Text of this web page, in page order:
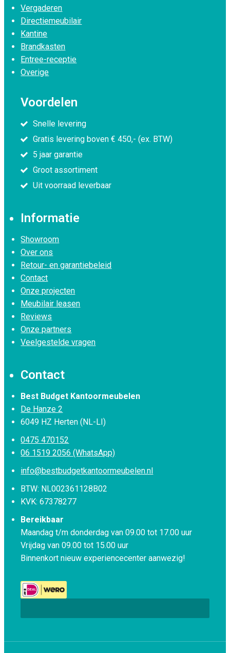
Vergaderen
Directiemeubilair
Kantine
Brandkasten
Entree-receptie
Overige
Voordelen
Snelle levering
Gratis levering boven € 450,- (ex. BTW)
5 jaar garantie
Groot assortiment
Uit voorraad leverbaar
Informatie
Showroom
Over ons
Retour- en garantiebeleid
Contact
Onze projecten
Meubilair leasen
Reviews
Onze partners
Veelgestelde vragen
Contact
Best Budget Kantoormeubelen
De Hanze 2
6049 HZ Herten (NL-LI)
0475 470152
06 1519 2056 (WhatsApp)
info@bestbudgetkantoormeubelen.nl
BTW: NL002361128B02
KVK: 67378277
Bereikbaar
Maandag t/m donderdag van 09.00 tot 17.00 uur
Vrijdag van 09.00 tot 15.00 uur
Binnenkort nieuw experiencecenter aanwezig!